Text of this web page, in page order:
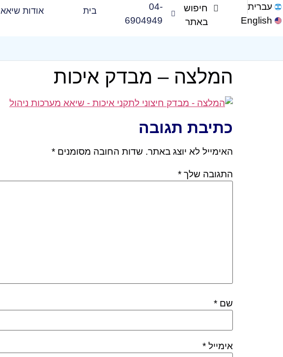
עברית
English
04-
6904949
בית אודות שיאא
המלצה – מבדק איכות
כתיבת תגובה
האימייל לא יוצג באתר. שדות החובה מסומנים *
התגובה שלך *
שם *
אימייל *